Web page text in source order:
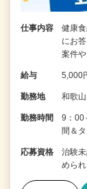
仕事内容
健康
にお
案件
給与 5,000
勤務地 和歌
勤務時間
9：00
間＆
応募資格
治験
められ